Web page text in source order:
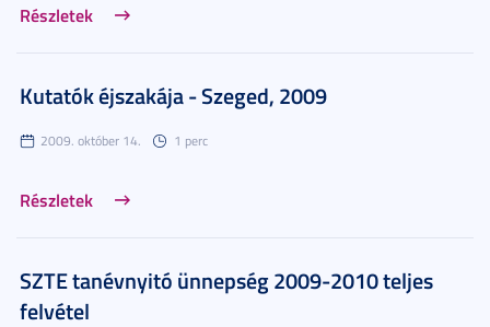
Részletek
Kutatók éjszakája - Szeged, 2009
2009. október 14. 1 perc
Részletek
SZTE tanévnyitó ünnepség 2009-2010 teljes
felvétel